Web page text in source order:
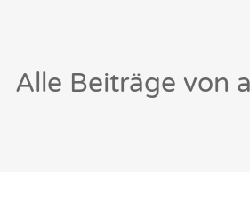
Alle Beiträge von